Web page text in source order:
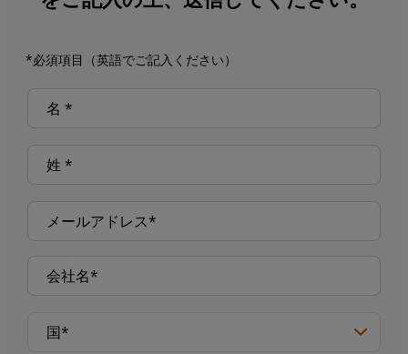
*必須項目（英語でご記入ください）